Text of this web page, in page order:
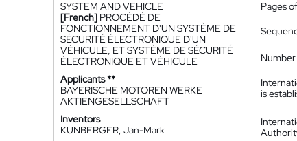
SYSTEM AND VEHICLE
[French] PROCÉDÉ DE
FONCTIONNEMENT D'UN SYSTÈME DE
SÉCURITÉ ÉLECTRONIQUE D'UN
VÉHICULE, ET SYSTÈME DE SÉCURITÉ
ÉLECTRONIQUE ET VÉHICULE
Applicants **
BAYERISCHE MOTOREN WERKE
AKTIENGESELLSCHAFT
Inventors
KUNBERGER, Jan-Mark
Pages
is